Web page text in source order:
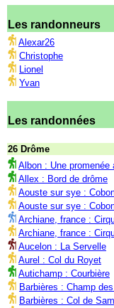
Les randonneurs
Alexar26
Christophe
Lionel
Yvan
Les randonnées
26 Drôme
Albon : Une
Allex : Bord de drôme
Aouste sur sye :
Aouste sur sye :
Archiane, france :
Archiane, france :
Aucelon : La Servelle
Aurel : Col du Royet
Autichamp : Courbière
Barbières : Champ
Barbières : Col de